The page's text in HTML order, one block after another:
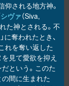
される地方神。
シヴァ（Siva,
れた神とされる。不
」に奪われたとき、
れを奪い返した
見て愛欲を抑え
という。このた
の間に生まれた